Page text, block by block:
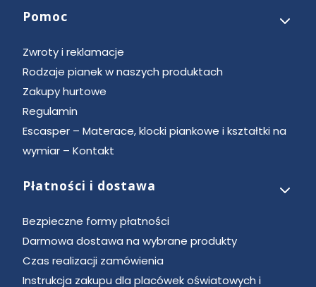
Pomoc
Zwroty i reklamacje
Rodzaje pianek w naszych produktach
Zakupy hurtowe
Regulamin
Escasper – Materace, klocki piankowe i kształtki na
wymiar – Kontakt
Płatności i dostawa
Bezpieczne formy płatności
Darmowa dostawa na wybrane produkty
Czas realizacji zamówienia
Instrukcja zakupu dla placówek oświatowych i